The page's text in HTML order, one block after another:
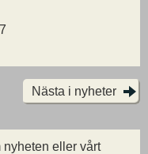
Nästa i nyheter
nyheten eller vårt